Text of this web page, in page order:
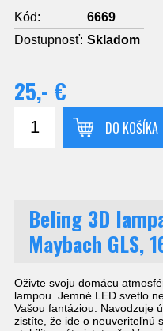
Kód:
6669
Dostupnosť: Skladom
25,- €
DO KOŠÍKA
Beling 3D
Maybach GLS,
Oživte svoju domácu
lampou. Jemné LED svetlo
Vašou fantáziou. Navodzuje
zistíte, že ide o neuveriteľnú